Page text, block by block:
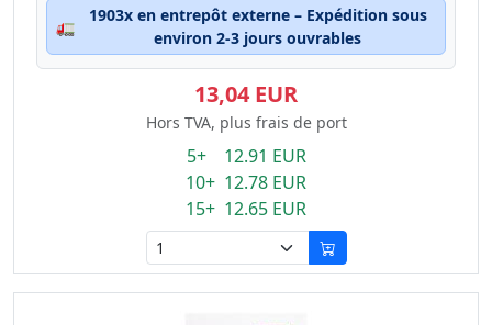
🚛
1903x en entrepôt externe – Expédition sous
environ 2-3 jours ouvrables
13,04 EUR
Hors TVA, plus frais de port
5+ 12.91 EUR
10+ 12.78 EUR
15+ 12.65 EUR